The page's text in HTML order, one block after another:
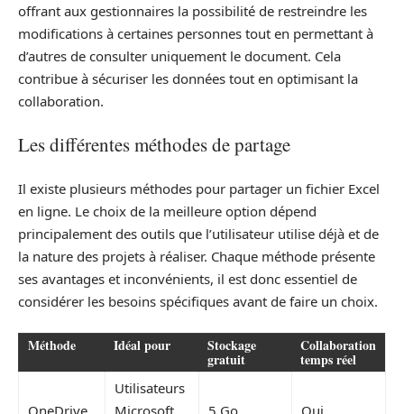
offrant aux gestionnaires la possibilité de restreindre les
modifications à certaines personnes tout en permettant à
d’autres de consulter uniquement le document. Cela
contribue à sécuriser les données tout en optimisant la
collaboration.
Les différentes méthodes de partage
Il existe plusieurs méthodes pour partager un fichier Excel
en ligne. Le choix de la meilleure option dépend
principalement des outils que l’utilisateur utilise déjà et de
la nature des projets à réaliser. Chaque méthode présente
ses avantages et inconvénients, il est donc essentiel de
considérer les besoins spécifiques avant de faire un choix.
Méthode Idéal pour Stockage
gratuit
Collaboration
temps réel
OneDrive
Utilisateurs
Microsoft
5 Go Oui